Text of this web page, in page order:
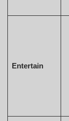
Entertain